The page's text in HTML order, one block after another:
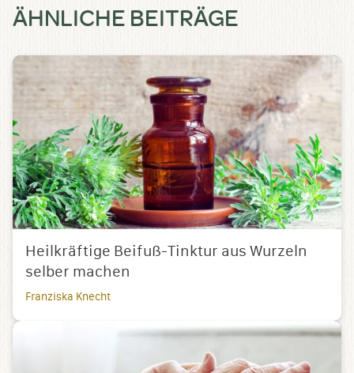
ÄHNLICHE BEITRÄGE
Heilkräftige Beifuß-Tinktur aus Wurzeln
selber machen
Franziska Knecht